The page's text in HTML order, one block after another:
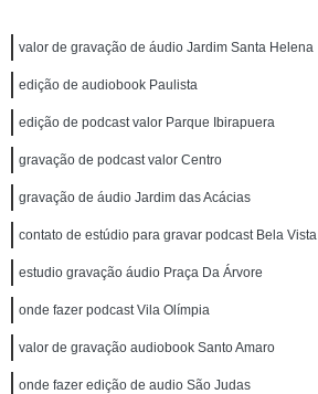
valor de gravação de áudio Jardim Santa Helena
edição de audiobook Paulista
edição de podcast valor Parque Ibirapuera
gravação de podcast valor Centro
gravação de áudio Jardim das Acácias
contato de estúdio para gravar podcast Bela Vista
estudio gravação áudio Praça Da Árvore
onde fazer podcast Vila Olímpia
valor de gravação audiobook Santo Amaro
onde fazer edição de audio São Judas